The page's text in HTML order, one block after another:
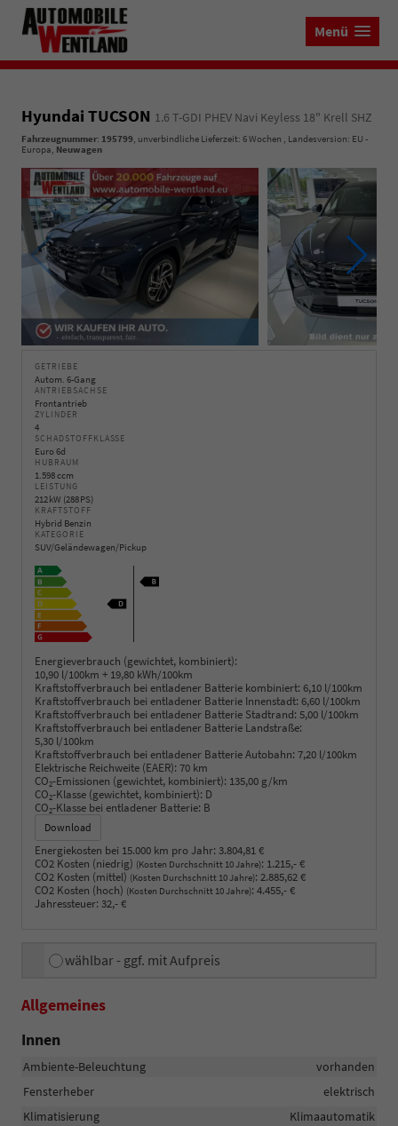
Menü
Hyundai TUCSON 1.6 T-GDI PHEV Navi Keyless 18" Krell SHZ
Fahrzeugnummer: 195799, unverbindliche Lieferzeit: 6 Wochen , Landesversion: EU -
Europa, Neuwagen
GETRIEBE
Autom. 6-Gang
ANTRIEBSACHSE
Frontantrieb
ZYLINDER
4
SCHADSTOFFKLASSE
Euro 6d
HUBRAUM
1.598 ccm
LEISTUNG
212 kW (288 PS)
KRAFTSTOFF
Hybrid Benzin
KATEGORIE
SUV/Geländewagen/Pickup
Energieverbrauch (gewichtet, kombiniert):
10,90 l/100km + 19,80 kWh/100km
Kraftstoffverbrauch bei entladener Batterie kombiniert: 6,10 l/100km
Kraftstoffverbrauch bei entladener Batterie Innenstadt: 6,60 l/100km
Kraftstoffverbrauch bei entladener Batterie Stadtrand: 5,00 l/100km
Kraftstoffverbrauch bei entladener Batterie Landstraße:
5,30 l/100km
Kraftstoffverbrauch bei entladener Batterie Autobahn: 7,20 l/100km
Elektrische Reichweite (EAER): 70 km
CO2-Emissionen (gewichtet, kombiniert): 135,00 g/km
CO2-Klasse (gewichtet, kombiniert): D
CO2-Klasse bei entladener Batterie: B
Download
Energiekosten bei 15.000 km pro Jahr: 3.804,81 €
CO2 Kosten (niedrig) (Kosten Durchschnitt 10 Jahre): 1.215,- €
CO2 Kosten (mittel) (Kosten Durchschnitt 10 Jahre): 2.885,62 €
CO2 Kosten (hoch) (Kosten Durchschnitt 10 Jahre): 4.455,- €
Jahressteuer: 32,- €
wählbar - ggf. mit Aufpreis
Allgemeines
Innen
Ambiente-Beleuchtung
vorhanden
Fensterheber
elektrisch
Klimatisierung
Klimaautomatik